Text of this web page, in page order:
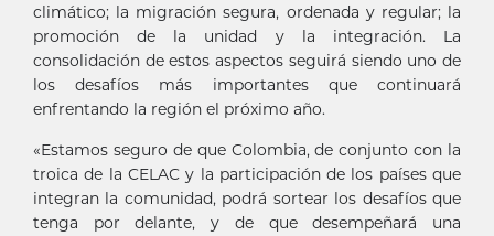
climático; la migración segura, ordenada y regular; la
promoción de la unidad y la integración. La
consolidación de estos aspectos seguirá siendo uno de
los desafíos más importantes que continuará
enfrentando la región el próximo año.
«Estamos seguro de que Colombia, de conjunto con la
troica de la CELAC y la participación de los países que
integran la comunidad, podrá sortear los desafíos que
tenga por delante, y de que desempeñará una